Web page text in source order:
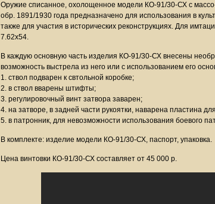
Оружие списанное, охолощенное модели КО-91/30-СХ с
обр. 1891/1930 года предназначено для использования в
также для участия в исторических реконструкциях. Для
7.62х54.
В каждую основную часть изделия КО-91/30-СХ внесены
возможность выстрела из него или с использованием его
1. ствол подварен к свтольной коробке;
2. в ствол вварены штифты;
3. регулировочный винт затвора заварен;
4. на затворе, в задней части рукоятки, наварена пластина
5. в патронник, для невозможности использования боевого
В комплекте: изделие модели КО-91/30-СХ, паспорт, упаковка.
Цена винтовки КО-91/30-СХ составляет от 45 000 р.